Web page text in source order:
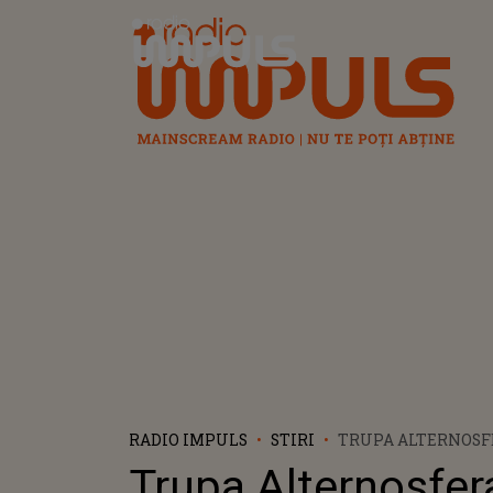
Radio Impuls
RADIO IMPULS STIRI
TRUPA
CONCERTE: „ESTE